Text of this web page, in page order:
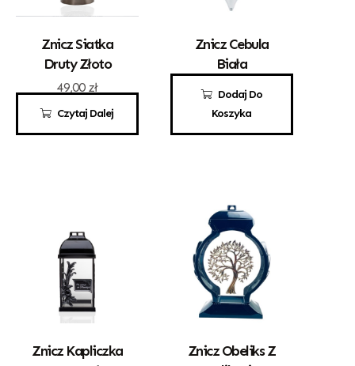
Czytaj Dalej
Znicz Siatka
Druty Złoto
49,00 zł
Dodaj Do
Koszyka
Znicz Cebula
Biała
70,00 zł
Znicz Kapliczka
Znicz Obeliks Z